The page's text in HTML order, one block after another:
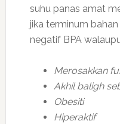
suhu panas amat
jika terminum
negatif BPA
Merosakkan
Akhil baligh
Obesiti
Hiperaktif